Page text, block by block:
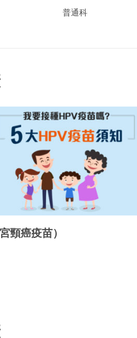
普通科
頸癌疫苗）